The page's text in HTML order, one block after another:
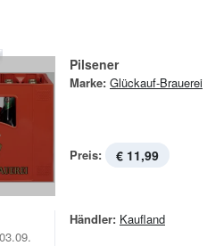
Pilsener
Marke: Glückauf-Brauerei
Preis: € 11,99
Händler: Kaufland